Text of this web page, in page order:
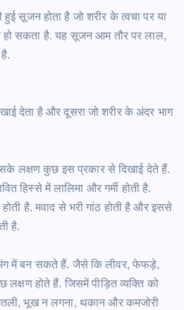
हुई सूजन होता है जो शरीर के त्वचा पर या
हो सकता है. यह सूजन आम तौर पर लाल,
है.
देता है और दूसरा जो शरीर के अंदर भाग
लक्षण कुछ इस प्रकार से दिखाई देतेहैं.
हिस्से में लालिमा और गर्मी होतीहै.
है. मवाद से भरी गांठ होती है और इससे
है.
में बन सकतेहैं. जैसे कि लीवर, फेफड़े,
लक्षण होतेहैं. जिसमेंपीड़ितव्यक्ति को
भूख न लगना, थकान और कमजोरी